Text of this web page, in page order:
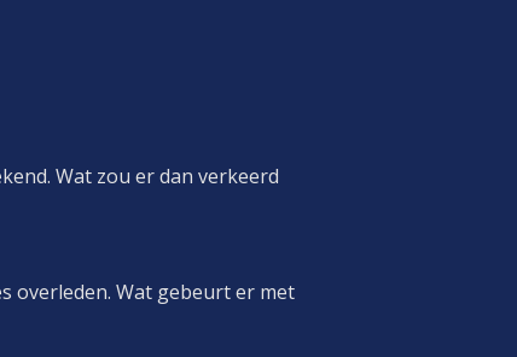
Wat zou er dan verkeerd
overleden. Wat gebeurt er met